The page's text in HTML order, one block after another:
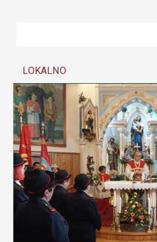
LOKALNO